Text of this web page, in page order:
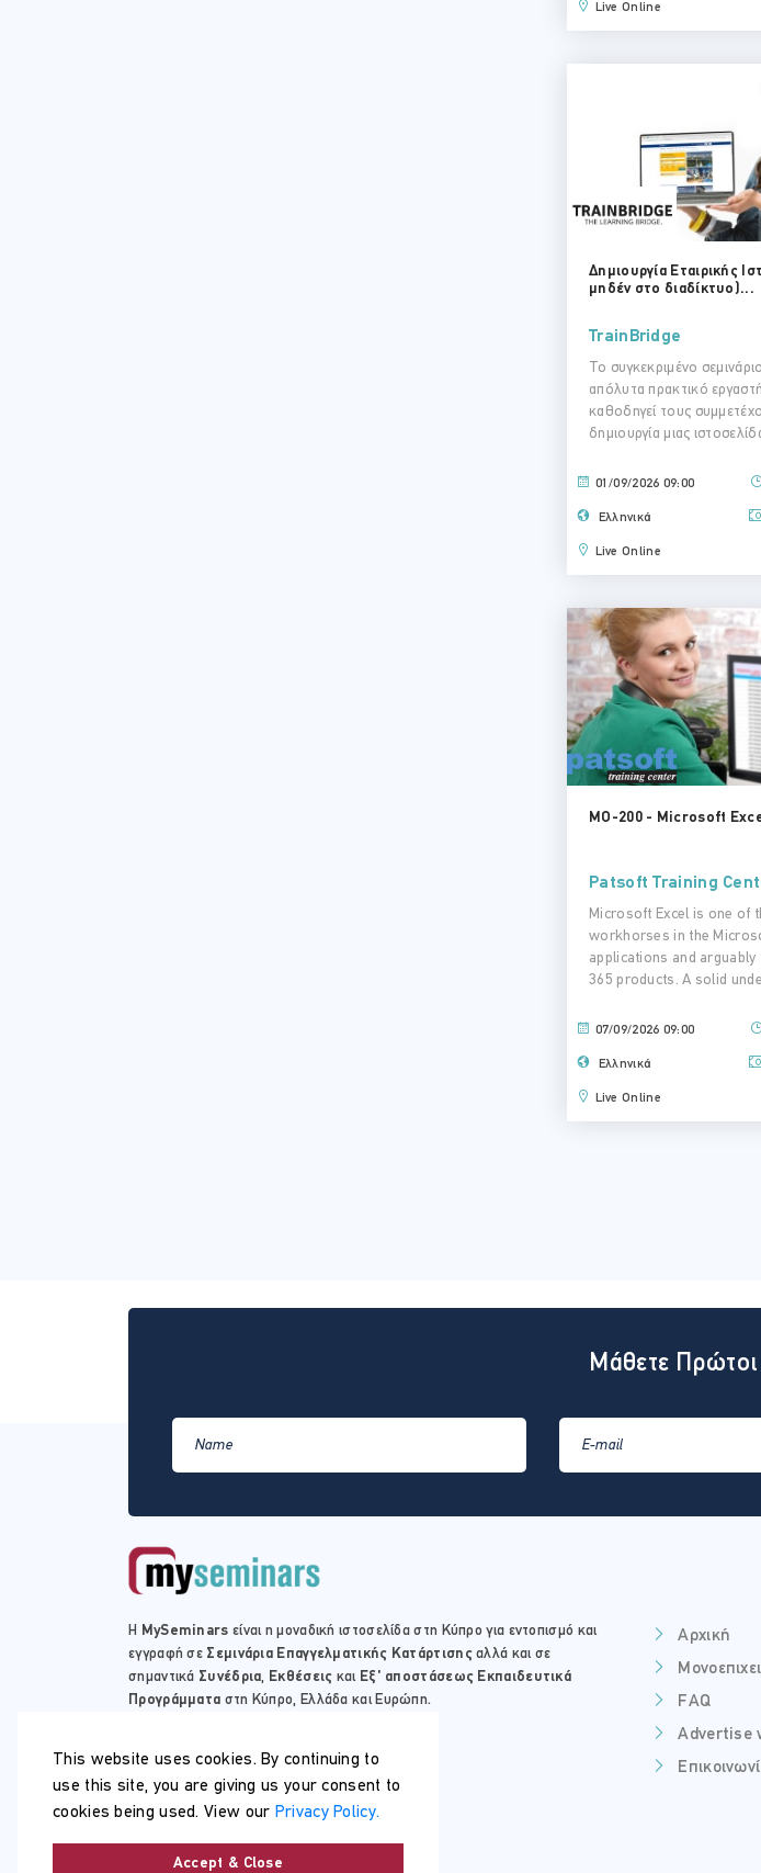
This website uses cookies. By continuing to
use this site, you are giving us your consent to
cookies being used. View our Privacy Policy.
Accept & Close
Live Online
Δημιουργία Εταιρικής
μηδέν στο διαδίκτυο)...
TrainBridge
Το συγκεκριμένο
απόλυτα πρακτικό
καθοδηγεί τους
δημιουργία μιας
01/09/2026 09:00
Ελληνικά
Live Online
MO-200 - Microsoft
Patsoft Training
Microsoft Excel is one of
workhorses in the
applications and
365 products. A solid
07/09/2026 09:00
Ελληνικά
Live Online
Μάθετε
Η MySeminars είναι η μοναδική ιστοσελίδα στη Κύπρο για εντοπισμό και
εγγραφή σε Σεμινάρια Επαγγελματικής Κατάρτισηςαλλά και σε
σημαντικά Συνέδρια, Εκθέσεις και Εξ' αποστάσεως Εκπαιδευτικά
Προγράμματα στη Κύπρο, Ελλάδα και Ευρώπη.
Αρχική
FAQ
Advertise